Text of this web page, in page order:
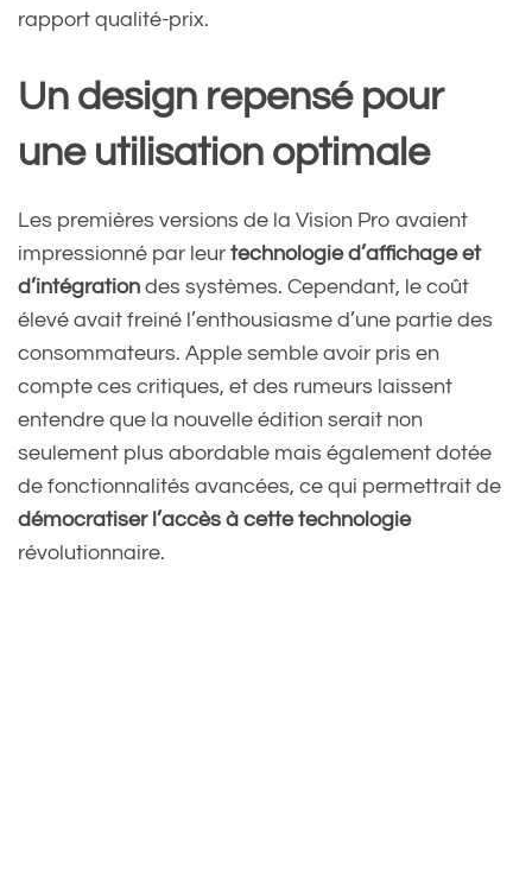
rapport qualité-prix.
Un design repensé pour
une utilisation optimale
Les premières versions de la Vision Pro avaient
impressionné par leur technologie d’affichage et
d’intégration des systèmes. Cependant, le coût
élevé avait freiné l’enthousiasme d’une partie des
consommateurs. Apple semble avoir pris en
compte ces critiques, et des rumeurs laissent
entendre que la nouvelle édition serait non
seulement plus abordable mais également dotée
de fonctionnalités avancées, ce qui permettrait de
démocratiser l’accès à cette technologie
révolutionnaire.